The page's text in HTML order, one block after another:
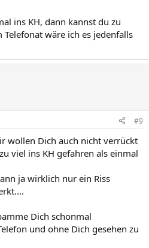
ins KH, dann kannst du zu
Telefonat wäre ich es jedenfalls
#9
wollen Dich auch nicht verrückt
viel ins KH gefahren als einmal
ja wirklich nur ein Riss
Dich schonmal
und ohne Dich gesehen zu